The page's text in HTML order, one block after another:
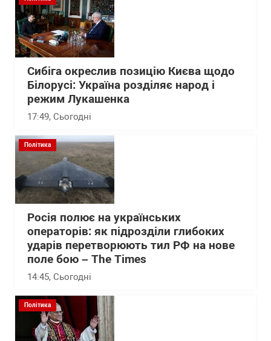
Сибіга окреслив позицію Києва щодо
Білорусі: Україна розділяє народ і
режим Лукашенка
17:49, Сьогодні
Політика
Росія полює на українських
операторів: як підрозділи глибоких
ударів перетворюють тил РФ на нове
поле бою – The Times
14:45, Сьогодні
Політика